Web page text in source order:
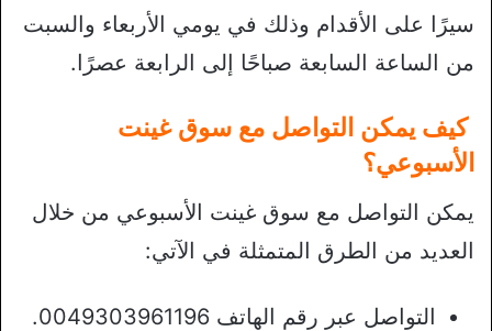
سيرًا على الأقدام وذلك في يومي الأربعاء والسبت
من الساعة السابعة صباحًا إلى الرابعة عصرًا.
كيف يمكن التواصل مع سوق غينت
الأسبوعي؟
يمكن التواصل مع سوق غينت الأسبوعي من خلال
العديد من الطرق المتمثلة في الآتي:
التواصل عبر رقم الهاتف 0049303961196.